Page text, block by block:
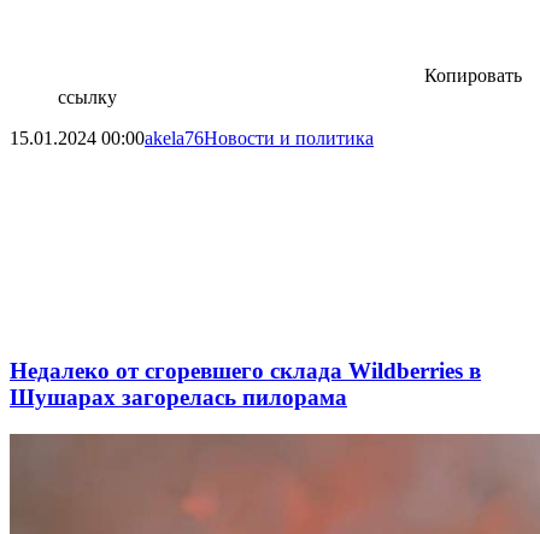
Копировать
ссылку
15.01.2024 00:00akela76Новости и политика
Недалеко от сгоревшего склада Wildberries в
Шушарах загорелась пилорама